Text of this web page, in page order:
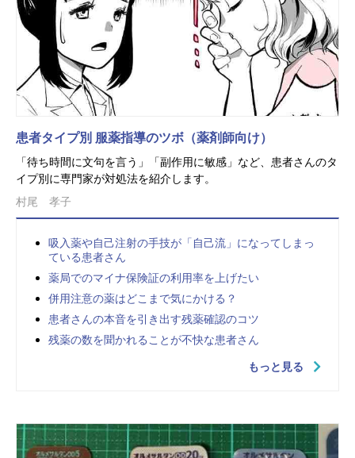
患者タイプ別 服薬指導のツボ（薬剤師向け）
「待ち時間に文句を言う」「副作用に敏感」など、患者さんのタ
イプ別に専門家が対処法を紹介します。
村尾 孝子
吸入薬や自己注射の手技が「自己流」になってしまっ
ている患者さん
薬局でのマイナ保険証の利用率を上げたい
併用注意の薬はどこまで気にかける？
患者さんの本音を引き出す残薬確認のコツ
残薬の数を聞かれることが不快な患者さん
もっと見る